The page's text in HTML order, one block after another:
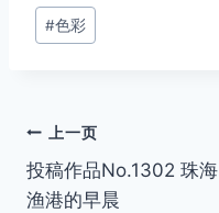
签：
#色彩
文
章
上一页
投稿作品No.1302 珠海
渔港的早晨